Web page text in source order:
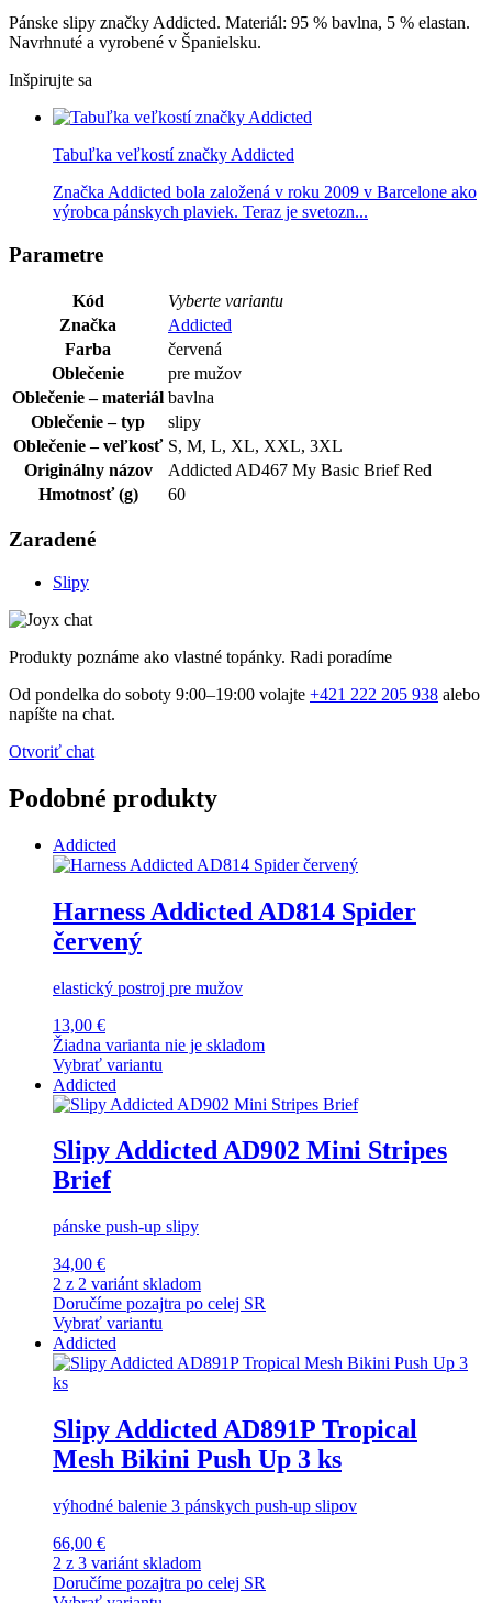
Pánske slipy značky Addicted. Materiál: 95 % bavlna, 5 % elastan.
Navrhnuté a vyrobené v Španielsku.
Inšpirujte sa
Tabuľka veľkostí značky Addicted
Značka Addicted bola založená v roku 2009 v Barcelone ako
výrobca pánskych plaviek. Teraz je svetozn...
Parametre
Kód
Vyberte variantu
Značka
Addicted
Farba
červená
Oblečenie
pre mužov
Oblečenie – materiál bavlna
Oblečenie – typ
slipy
Oblečenie – veľkosť S, M, L, XL, XXL, 3XL
Originálny názov
Addicted AD467 My Basic Brief Red
Hmotnosť (g)
60
Zaradené
Slipy
Produkty poznáme ako vlastné topánky. Radi poradíme
Od pondelka do soboty 9:00–19:00 volajte +421 222 205 938 alebo
napíšte na chat.
Otvoriť chat
Podobné produkty
Addicted
Harness Addicted AD814 Spider
červený
elastický postroj pre mužov
13,00 €
Žiadna varianta nie je skladom
Vybrať variantu
Addicted
Slipy Addicted AD902 Mini Stripes
Brief
pánske push-up slipy
34,00 €
2 z 2 variánt skladom
Doručíme pozajtra po celej SR
Vybrať variantu
Addicted
Slipy Addicted AD891P Tropical
Mesh Bikini Push Up 3 ks
výhodné balenie 3 pánskych push-up slipov
66,00 €
2 z 3 variánt skladom
Doručíme pozajtra po celej SR